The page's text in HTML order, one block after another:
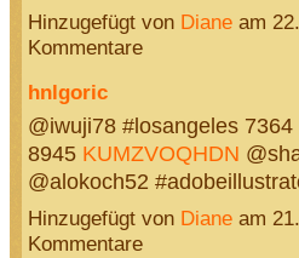
Hinzugefügt von Dianeam
Kommentare
hnlgoric
@iwuji78 #losangeles 7364
8945 KUMZVOQHDN
@alokoch52
Hinzugefügt von Dianeam
Kommentare